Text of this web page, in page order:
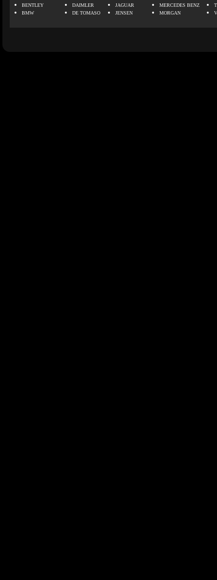
BENTLEY
BMW
DAIMLER
DE TOMASO
JAGUAR
JENSEN
MERCEDES BENZ
MORGAN